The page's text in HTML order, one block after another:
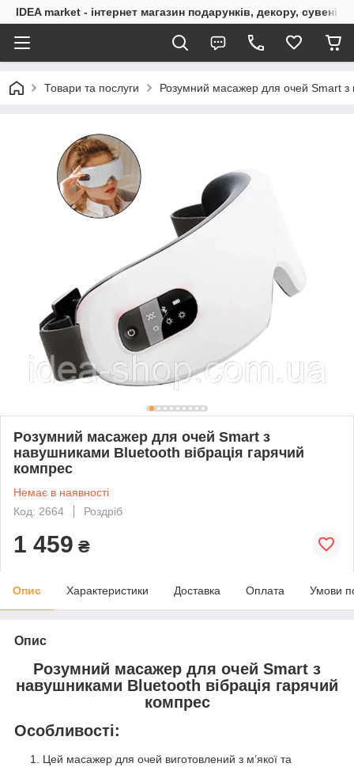
IDEA market - інтернет магазин подарунків, декору,
Товари та послуги Розумний масажер для очей Smart з
Розумний масажер для очей Smart з
навушниками Bluetooth вібрація гарячий
компрес
Немає в наявності
Код: 2664
Роздріб
1 459 ₴
Опис Характеристики Доставка Оплата Умови
Опис
Розумний масажер для очей Smart з
навушниками Bluetooth вібрація гарячий
компрес
Особливості:
Цей масажер для очей виготовлений з м’якої та